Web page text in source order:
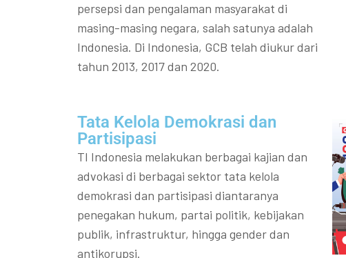
persepsi dan pengalaman masyarakat di
masing-masing negara, salah satunya adalah
Indonesia. Di Indonesia, GCB telah diukur dari
tahun 2013, 2017 dan 2020.
Tata Kelola Demokrasi dan
Partisipasi​
TI Indonesia melakukan berbagai kajian dan
advokasi di berbagai sektor tata kelola
demokrasi dan partisipasi diantaranya
penegakan hukum, partai politik, kebijakan
publik, infrastruktur, hingga gender dan
antikorupsi.